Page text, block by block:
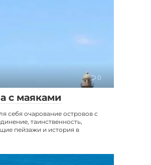
0
с маяками
себя очарование островов с
таинственность,
пейзажи и история в